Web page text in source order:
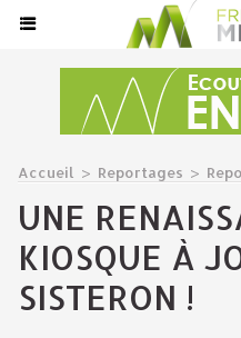
Accueil > Reportages >
UNE
KIOSQUE À
SISTERON !